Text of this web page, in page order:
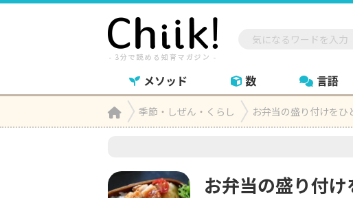
メソッド 数 言語
Home季節・しぜん・くらし お弁当の盛り付けを
お弁当の盛り付